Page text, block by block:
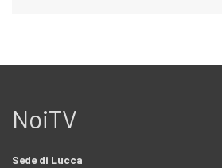
NoiTV
Sede di Lucca